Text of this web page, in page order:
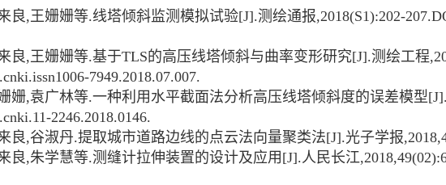
良,王姗姗等.线塔倾斜监测模拟试验[J].测绘通报,2018(S1):202-
良,王姗姗等.基于TLS的高压线塔倾斜与曲率变形研究[J].测绘工程
7949.2018.07.007.
姗,袁广林等.一种利用水平截面法分析高压线塔倾斜度的误差模型[J].
2246.2018.0146.
良,谷淑丹.提取城市道路边线的点云法向量聚类法[J].光子学报
良,朱学慧等.测缝计拉伸装置的设计及应用 [J].人民长江